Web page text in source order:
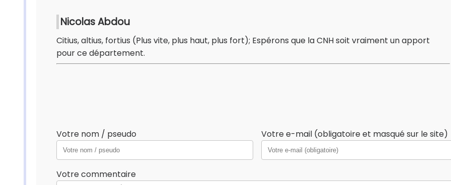
Nicolas Abdou
Citius, altius, fortius (Plus vite, plus haut, plus fort); Espérons que la CNH soit vraiment un apport
pour ce département.
Votre nom / pseudo Votre e-mail (obligatoire et masqué sur le site)
Votre commentaire